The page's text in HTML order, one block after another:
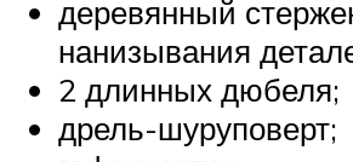
деревянный
нанизывания
2 длинных дюбеля;
дрель-шуруповерт;